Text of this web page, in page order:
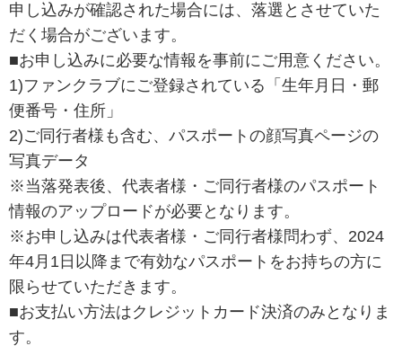
申し込みが確認された場合には、落選とさせていた
だく場合がございます。
■お申し込みに必要な情報を事前にご用意ください。
1)ファンクラブにご登録されている「生年月日・郵
便番号・住所」
2)ご同行者様も含む、パスポートの顔写真ページの
写真データ
※当落発表後、代表者様・ご同行者様のパスポート
情報のアップロードが必要となります。
※お申し込みは代表者様・ご同行者様問わず、2024
年4月1日以降まで有効なパスポートをお持ちの方に
限らせていただきます。
■お支払い方法はクレジットカード決済のみとなりま
す。